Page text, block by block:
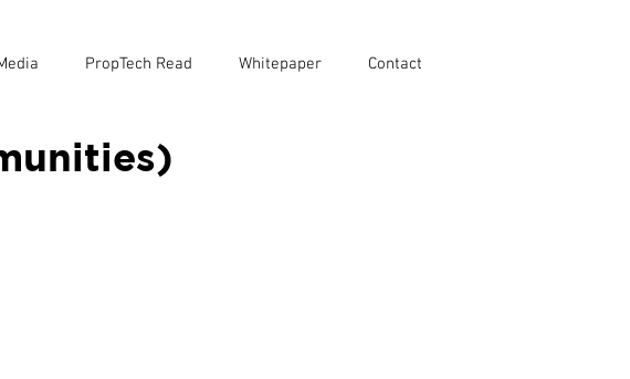
PropTech Read Whitepaper Contact